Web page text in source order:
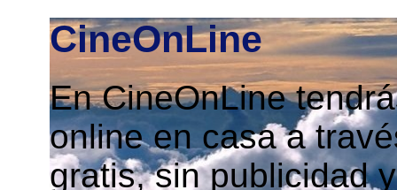
CineOnLine
En CineOnLine
online en casa a
gratis, sin publicidad